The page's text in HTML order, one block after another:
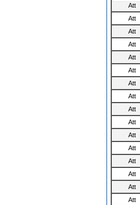
Att
Att
Att
Att
Att
Att
Att
Att
Att
Att
Att
Att
Att
Att
Att
Att